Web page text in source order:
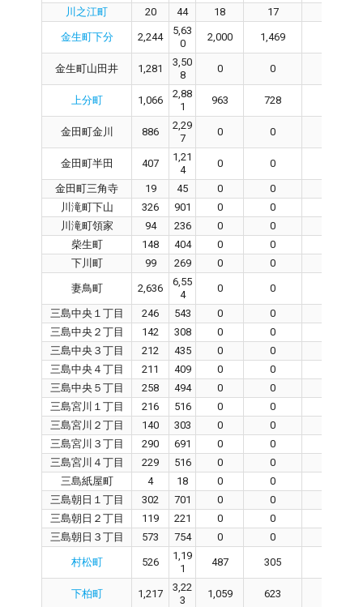
川之江町 20 44 18 17
金生町下分 2,244
5,63
0
2,000 1,469
金生町山田井 1,281
3,50
8
0 0
上分町 1,066
2,88
1
963 728
金田町金川 886
2,29
7
0 0
金田町半田 407
1,21
4
0 0
金田町三角寺 19 45 0 0
川滝町下山
326 901 0 0
川滝町領家
94 236 0 0
柴生町
148 404 0 0
下川町
99 269 0 0
妻鳥町 2,636
6,55
4
0 0
三島中央１丁目 246 543 0 0
三島中央２丁目
142 308 0 0
三島中央３丁目
212 435 0 0
三島中央４丁目
211 409 0 0
三島中央５丁目
258 494 0 0
三島宮川１丁目
216 516 0 0
三島宮川２丁目
140 303 0 0
三島宮川３丁目
290 691 0 0
三島宮川４丁目
229 516 0 0
三島紙屋町
4 18 0 0
三島朝日１丁目
302 701 0 0
三島朝日２丁目
119 221 0 0
三島朝日３丁目
573 754 0 0
村松町 526
1,19
1
487 305
下柏町 1,217
3,22
3
1,059 623